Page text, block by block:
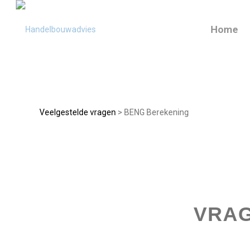
Home
Veelgestelde vragen > BENG Berekening